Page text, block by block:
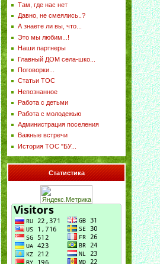
Там, где нас нет
Давно, не смеялись..?
А знаете ли вы, что...
Это мы любим...!
Наши партнеры
Главный ДОМ села-шко...
Поговорки...
Статьи ТОС
Непознанное
Работа с детьми
Работа с молодежью
Администрация поселения
Важные встречи
История ТОС "БУ...
Статистика